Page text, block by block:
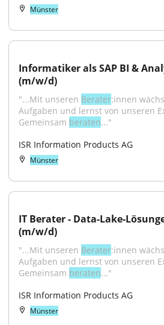
Münster
Informatiker als SAP BI &
(m/w/d)
"...Mit unseren Berater:innen
Aufgaben und lernst von unseren
Gemeinsam beraten..."
ISR Information Products AG
Münster
IT Berater - Data-Lake-
(m/w/d)
"...Mit unseren Berater:innen
Aufgaben und lernst von unseren
Gemeinsam beraten..."
ISR Information Products AG
Münster